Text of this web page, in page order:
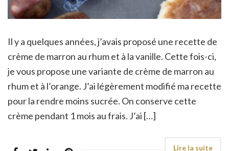
Il y a quelques années, j’avais proposé une recette de
crème de marron au rhum et à la vanille. Cette fois-ci,
je vous propose une variante de crème de marron au
rhum et à l’orange. J’ai légèrement modifié ma recette
pour la rendre moins sucrée. On conserve cette
crème pendant 1 mois au frais. J’ai […]